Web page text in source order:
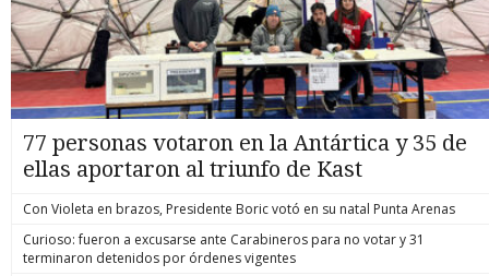
77 personas votaron en la Antártica y 35 de
ellas aportaron al triunfo de Kast
Con Violeta en brazos, Presidente Boric votó en su natal Punta Arenas
Curioso: fueron a excusarse ante Carabineros para no votar y 31
terminaron detenidos por órdenes vigentes